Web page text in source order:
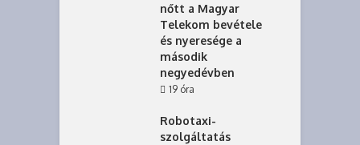
nőtt a Magyar
Telekom bevétele
és nyeresége a
második
negyedévben
19 óra
Robotaxi-
szolgáltatás